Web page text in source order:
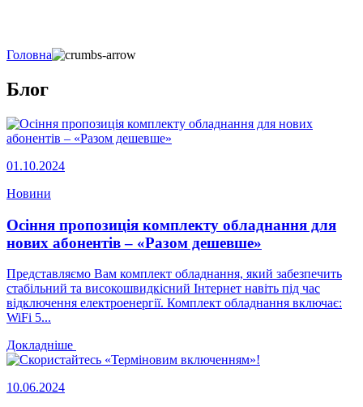
Головна
Блог
01.10.2024
Новини
Осіння пропозиція комплекту обладнання для
нових абонентів – «Разом дешевше»
Представляємо Вам комплект обладнання, який забезпечить
стабільний та високошвидкісний Інтернет навіть під час
відключення електроенергії. Комплект обладнання включає:
WiFi 5...
Докладніше
10.06.2024